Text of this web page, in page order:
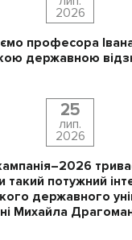
2026
професора
державною
25
лип.
2026
такий потужний
державного
Михайла